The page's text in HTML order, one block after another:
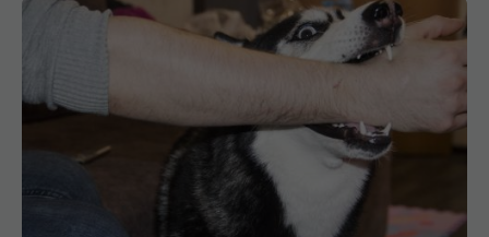
Rabia, boala care ucide 100% dacă nu e tratată
imediat: simptome și transmitere